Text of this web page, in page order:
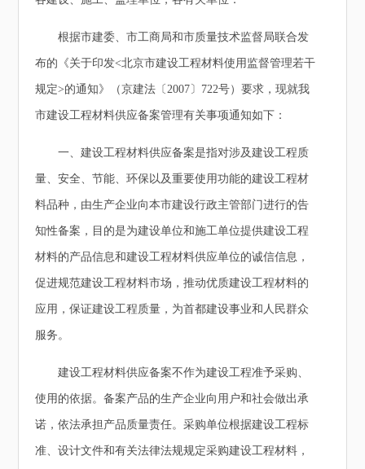
根据市建委、市工商局和市质量技术监督局联合发
布的《关于印发<北京市建设工程材料使用监督管理若干
规定>的通知》（京建法〔2007〕722号）要求，现就我
市建设工程材料供应备案管理有关事项通知如下：
一、建设工程材料供应备案是指对涉及建设工程质
量、安全、节能、环保以及重要使用功能的建设工程材
料品种，由生产企业向本市建设行政主管部门进行的告
知性备案，目的是为建设单位和施工单位提供建设工程
材料的产品信息和建设工程材料供应单位的诚信信息，
促进规范建设工程材料市场，推动优质建设工程材料的
应用，保证建设工程质量，为首都建设事业和人民群众
服务。
建设工程材料供应备案不作为建设工程准予采购、
使用的依据。备案产品的生产企业向用户和社会做出承
诺，依法承担产品质量责任。采购单位根据建设工程标
准、设计文件和有关法律法规规定采购建设工程材料，